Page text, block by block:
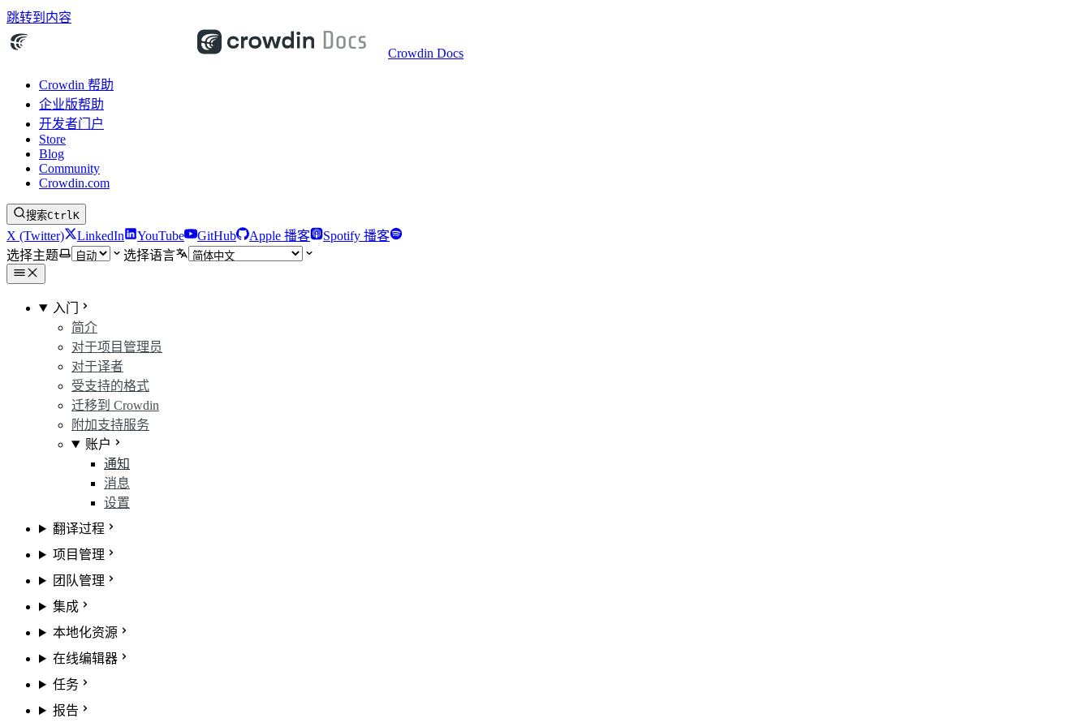
跳转到内容
Crowdin Docs
Crowdin 帮助
企业版帮助
开发者门户
Store
Blog
Community
Crowdin.com
搜索CtrlK
X (Twitter) LinkedIn YouTube GitHub Apple 播客
Spotify 播客
选择主题
选择语言
入门
简介
对于项目管理员
对于译者
受支持的格式
迁移到 Crowdin
附加支持服务
账户
通知
消息
设置
翻译过程
项目管理
团队管理
集成
本地化资源
在线编辑器
任务
报告